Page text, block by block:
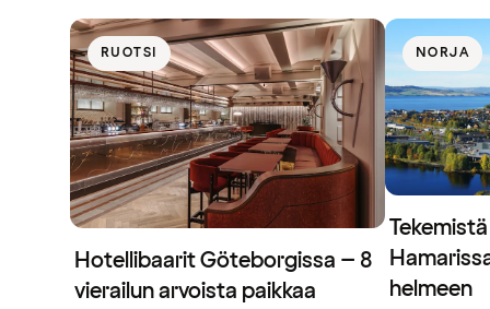
RUOTSI
Hotellibaarit Göteborgissa – 8
vierailun arvoista paikkaa
NORJA
helmeen